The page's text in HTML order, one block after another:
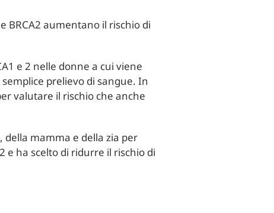
BRCA2 aumentano il rischio di
e 2 nelle donne a cui viene
prelievo di sangue. In
valutare il rischio che anche
della mamma e della zia per
e ha scelto di ridurre il rischio di